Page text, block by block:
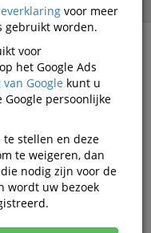
voor meer
gebruikt worden.
voor
het Google Ads
Google kunt u
persoonlijke
stellen en deze
te weigeren, dan
nodig zijn voor de
wordt uw bezoek